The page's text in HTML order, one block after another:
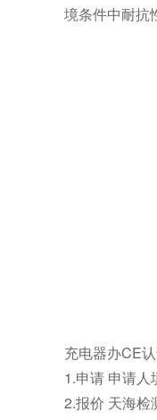
境条件中耐抗
充电器办CE
1.申请 申请
2.报价 天海检